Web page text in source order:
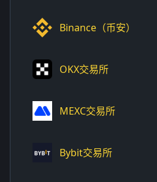
Binance（币安）
OKX交易所
MEXC交易所
Bybit交易所